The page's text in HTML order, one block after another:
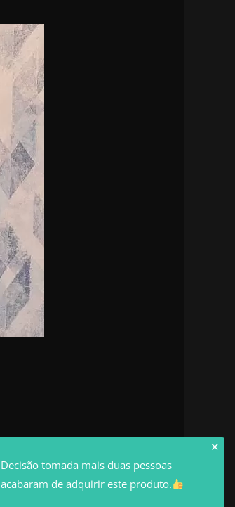
✕
Decisão tomada mais duas pessoas
acabaram de adquirir este produto.